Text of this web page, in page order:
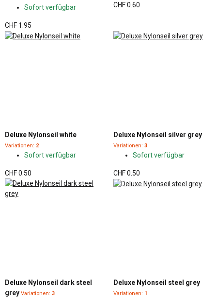
Sofort verfügbar
CHF 1.95
CHF 0.60
Deluxe Nylonseil white
Variationen: 2
Sofort verfügbar
CHF 0.50
Deluxe Nylonseil silver grey
Variationen: 3
Sofort verfügbar
CHF 0.50
Deluxe Nylonseil dark steel
grey Variationen: 3
Deluxe Nylonseil steel grey
Variationen: 1